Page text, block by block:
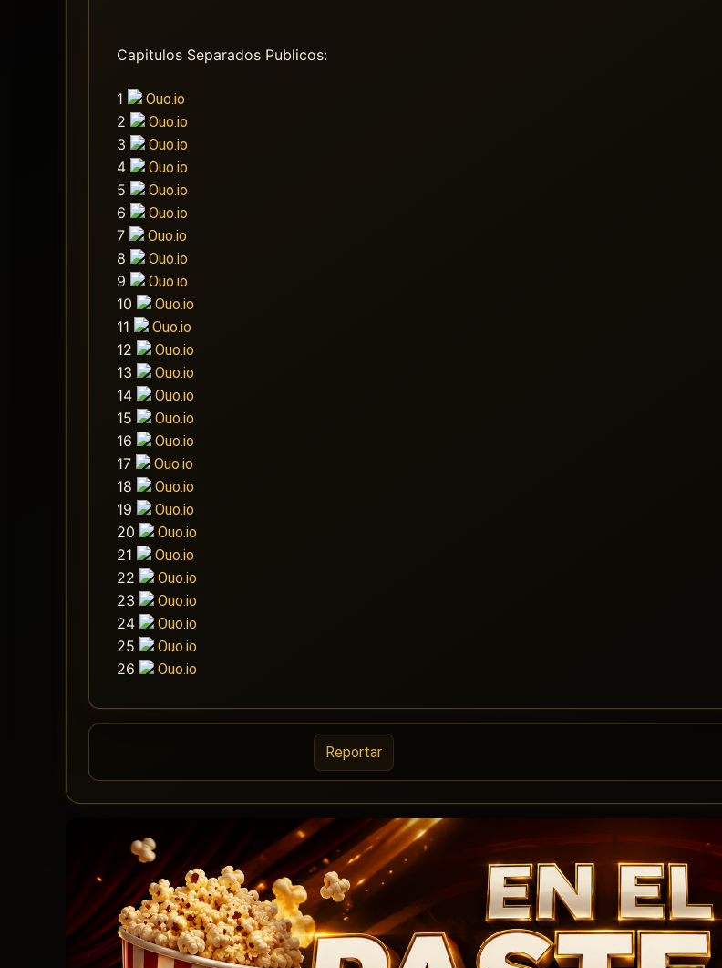
Capitulos Separados Publicos:
1 Ouo.io
2 Ouo.io
3 Ouo.io
4 Ouo.io
5 Ouo.io
6 Ouo.io
7 Ouo.io
8 Ouo.io
9 Ouo.io
10 Ouo.io
11 Ouo.io
12 Ouo.io
13 Ouo.io
14 Ouo.io
15 Ouo.io
16 Ouo.io
17 Ouo.io
18 Ouo.io
19 Ouo.io
20 Ouo.io
21 Ouo.io
22 Ouo.io
23 Ouo.io
24 Ouo.io
25 Ouo.io
26 Ouo.io
Reportar